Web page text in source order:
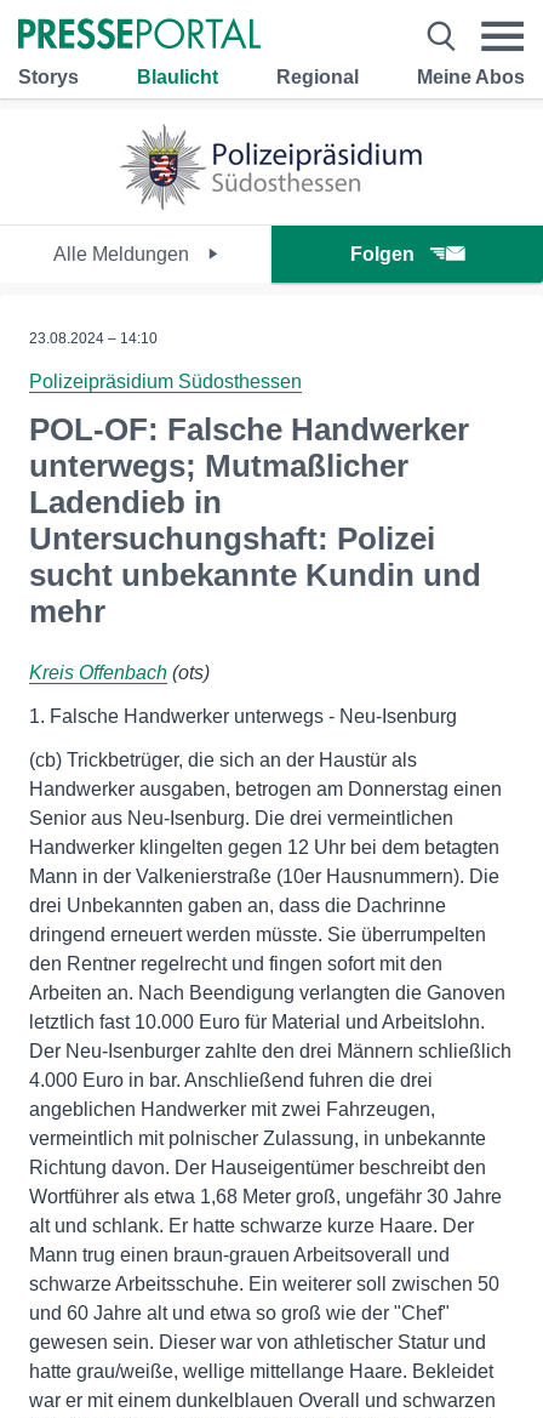
Storys Blaulicht Regional Meine Abos
Alle Meldungen Folgen
23.08.2024 – 14:10
Polizeipräsidium Südosthessen
POL-OF: Falsche Handwerker
unterwegs; Mutmaßlicher
Ladendieb in
Untersuchungshaft: Polizei
sucht unbekannte Kundin und
mehr
Kreis Offenbach (ots)
1. Falsche Handwerker unterwegs - Neu-Isenburg
(cb) Trickbetrüger, die sich an der Haustür als
Handwerker ausgaben, betrogen am Donnerstag einen
Senior aus Neu-Isenburg. Die drei vermeintlichen
Handwerker klingelten gegen 12 Uhr bei dem betagten
Mann in der Valkenierstraße (10er Hausnummern). Die
drei Unbekannten gaben an, dass die Dachrinne
dringend erneuert werden müsste. Sie überrumpelten
den Rentner regelrecht und fingen sofort mit den
Arbeiten an. Nach Beendigung verlangten die Ganoven
letztlich fast 10.000 Euro für Material und Arbeitslohn.
Der Neu-Isenburger zahlte den drei Männern schließlich
4.000 Euro in bar. Anschließend fuhren die drei
angeblichen Handwerker mit zwei Fahrzeugen,
vermeintlich mit polnischer Zulassung, in unbekannte
Richtung davon. Der Hauseigentümer beschreibt den
Wortführer als etwa 1,68 Meter groß, ungefähr 30 Jahre
alt und schlank. Er hatte schwarze kurze Haare. Der
Mann trug einen braun-grauen Arbeitsoverall und
schwarze Arbeitsschuhe. Ein weiterer soll zwischen 50
und 60 Jahre alt und etwa so groß wie der "Chef"
gewesen sein. Dieser war von athletischer Statur und
hatte grau/weiße, wellige mittellange Haare. Bekleidet
war er mit einem dunkelblauen Overall und schwarzen